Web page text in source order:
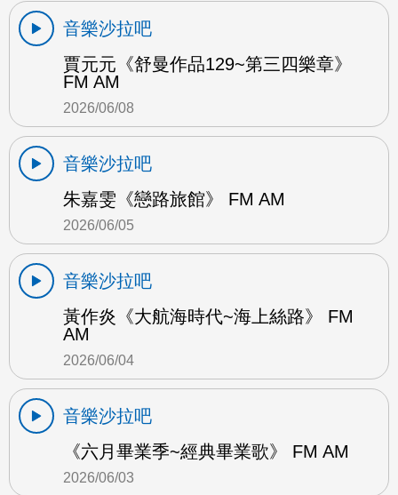
音樂沙拉吧
賈元元《舒曼作品129~第三四樂章》
FM AM
2026/06/08
音樂沙拉吧
朱嘉雯《戀路旅館》 FM AM
2026/06/05
音樂沙拉吧
黃作炎《大航海時代~海上絲路》 FM
AM
2026/06/04
音樂沙拉吧
《六月畢業季~經典畢業歌》 FM AM
2026/06/03